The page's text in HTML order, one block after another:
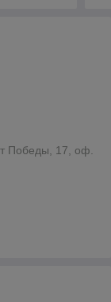
Победы, 17, оф.